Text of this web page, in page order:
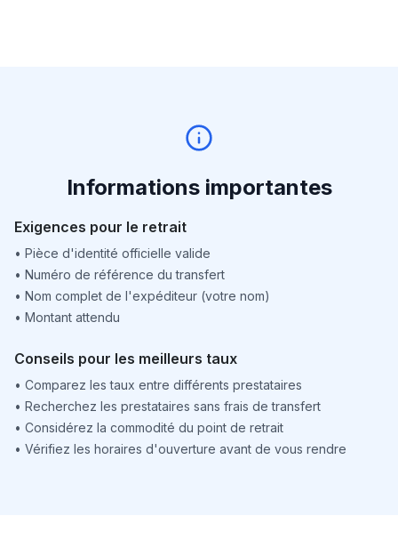
Informations importantes
Exigences pour le retrait
• Pièce d'identité officielle valide
• Numéro de référence du transfert
• Nom complet de l'expéditeur (votre nom)
• Montant attendu
Conseils pour les meilleurs taux
• Comparez les taux entre différents prestataires
• Recherchez les prestataires sans frais de transfert
• Considérez la commodité du point de retrait
• Vérifiez les horaires d'ouverture avant de vous rendre